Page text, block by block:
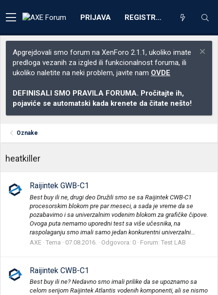
PRIJAVA REGISTRACIJA
Apgrejdovali smo forum na XenForo 2.1.1, ukoliko imate
predloga vezanih za izgled ili funkcionalnost foruma, ili
ukoliko naletite na neki problem, javite nam OVDE
DEFINISALI SMO PRAVILA FORUMA. Pročitajte ih,
pojaviće se automatski kada krenete da čitate nešto!
Oznake
heatkiller
Raijintek GWB-C1
Best buy ili ne, drugi deo Družili smo se sa Raijintek CWB-C1
procesorskim blokom pre par meseci, a sada je vreme da se
pozabavimo i sa univerzalnim vodenim blokom za grafičke čipove.
Ovoga puta nemamo uporedni test sa više učesnika, na
raspolaganju smo imali samo jedan konkurentni univerzalni...
AXE Tema 07.08.2016. Odgovora: 0 Forum: Test LAB
Raijintek CWB-C1
Best buy ili ne? Nedavno smo imali prilike da se upoznamo sa
celom serijom Raijintek Atlantis vodenih komponenti, ali se nismo